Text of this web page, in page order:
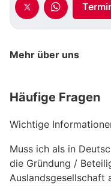
Mehr über uns
Häufige Fragen
Wichtige
Muss ich als in
die Gründung /
Auslandsgesellschaft